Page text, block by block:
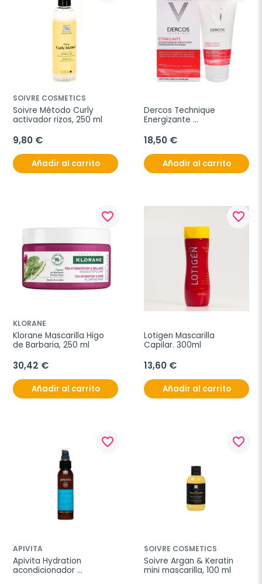
SOIVRE COSMETICS
Soivre Método Curly
activador rizos, 250 ml
9,80 €
Añadir al carrito
Dercos Technique
Energizante
18,50 €
Añadir al carrito
favorite_border
KLORANE
Klorane Mascarilla Higo
de Barbaria, 250 ml
30,42 €
Añadir al carrito
favorite_border
Lotigen Mascarilla
Capilar. 300ml
13,60 €
Añadir al carrito
favorite_border
APIVITA
Apivita Hydration
acondicionador
favorite_border
SOIVRE COSMETICS
Soivre Argan & Keratin
mini mascarilla, 100 ml